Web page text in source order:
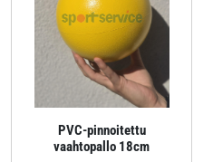
PVC-pinnoitettu
vaahtopallo 18cm